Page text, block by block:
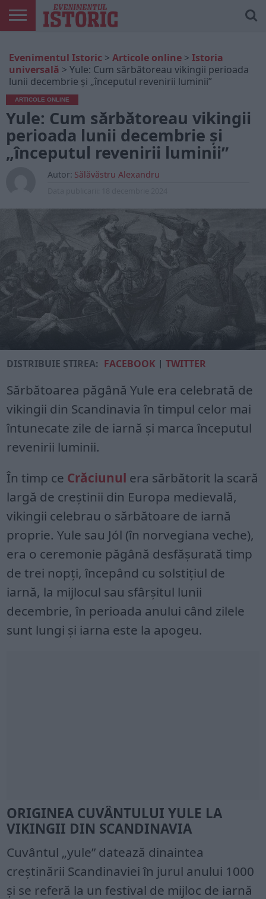
ONLINE
EDIȚII
TIPĂRITE
ISTORIC
PLAY
CONTUL
MEU
Evenimentul Istoric > Articole online > Istoria
universală > Yule: Cum sărbătoreau vikingii perioada
lunii decembrie și „începutul revenirii luminii”
ARTICOLE ONLINE
Yule: Cum sărbătoreau vikingii
perioada lunii decembrie și
„începutul revenirii luminii”
Autor: Sălăvăstru Alexandru
DISTRIBUIE ȘTIREA: FACEBOOK |TWITTER
Sărbătoarea păgână Yule era celebrată de
vikingii din Scandinavia în timpul celor mai
întunecate zile de iarnă și marca începutul
revenirii luminii.
În timp ce Crăciunul era sărbătorit la scară
largă de creștinii din Europa medievală,
vikingii celebrau o sărbătoare de iarnă
proprie. Yule sau Jól (în norvegiana veche),
era o ceremonie păgână desfășurată timp
de trei nopți, începând cu solstițiul de
iarnă, la mijlocul sau sfârșitul lunii
decembrie, în perioada anului când zilele
sunt lungi și iarna este la apogeu.
ORIGINEA CUVÂNTULUI YULE LA
VIKINGII DIN SCANDINAVIA
Cuvântul „yule” datează dinaintea
creștinării Scandinaviei în jurul anului 1000
și se referă la un festival de mijloc de iarnă